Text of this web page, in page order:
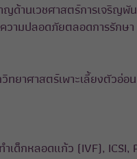
ด้านเวชศาสตร์การเจริ
ามปลอดภัยตลอดการรักษา
ทยาศาสตร์เพาะเลี้ยงตั
เด็กหลอดแก้ว (IVF),